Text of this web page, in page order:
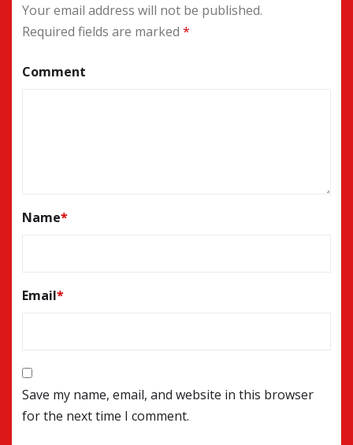
Your email address will not be published.
Required fields are marked *
Comment
Name*
Email*
Save my name, email, and website in this browser
for the next time I comment.